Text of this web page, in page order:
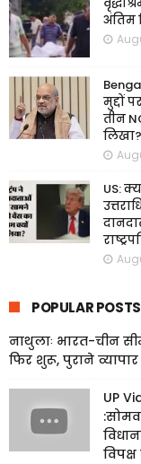
अंतिम
मुद्दों
तीन
लिखा?
US:
POPULAR POSTS
नाथुलाः भारत-चीन
फिर शुरू, पुराने
UP